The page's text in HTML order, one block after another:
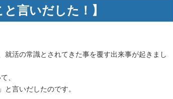
言いだした！】
活の常識とされてきた事を覆す出来事が起きまし
、
言いだしたのです。